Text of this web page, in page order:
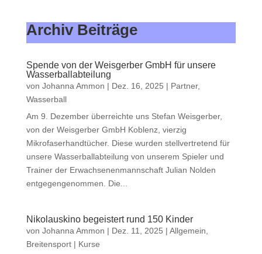
Archiv Beiträge
Spende von der Weisgerber GmbH für unsere
Wasserballabteilung
von Johanna Ammon | Dez. 16, 2025 | Partner,
Wasserball
Am 9. Dezember überreichte uns Stefan Weisgerber,
von der Weisgerber GmbH Koblenz, vierzig
Mikrofaserhandtücher. Diese wurden stellvertretend für
unsere Wasserballabteilung von unserem Spieler und
Trainer der Erwachsenenmannschaft Julian Nolden
entgegengenommen. Die...
Nikolauskino begeistert rund 150 Kinder
von Johanna Ammon | Dez. 11, 2025 | Allgemein
Breitensport | Kurse